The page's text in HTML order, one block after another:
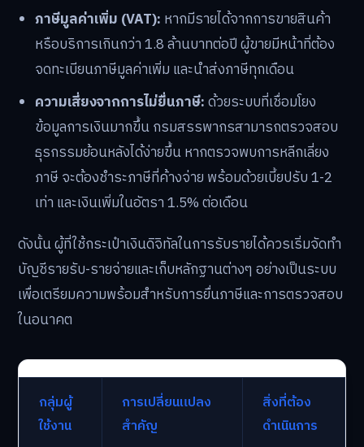
ภาษีมูลค่าเพิ่ม (VAT): หากมีรายได้จากการขายสินค้า
หรือบริการเกินกว่า 1.8 ล้านบาทต่อปี ผู้ขายมีหน้าที่ต้อง
จดทะเบียนภาษีมูลค่าเพิ่ม และนำส่งภาษีทุกเดือน
ความเสี่ยงจากการไม่ยื่นภาษี:ด้วยระบบที่เชื่อมโยง
ข้อมูลการเงินมากขึ้น กรมสรรพากรสามารถตรวจสอบ
ธุรกรรมย้อนหลังได้ง่ายขึ้น หากตรวจพบการหลีกเลี่ยง
ภาษี จะต้องชำระภาษีที่ค้างจ่าย พร้อมด้วยเบี้ยปรับ 1-2
เท่า และเงินเพิ่มในอัตรา 1.5% ต่อเดือน
ดังนั้น ผู้ที่ใช้กระเป๋าเงินดิจิทัลในการรับรายได้ควรเริ่มจัดทำ
บัญชีรายรับ-รายจ่ายและเก็บหลักฐานต่างๆ อย่างเป็นระบบ
เพื่อเตรียมความพร้อมสำหรับการยื่นภาษีและการตรวจสอบ
ในอนาคต
กลุ่มผู้
ใช้งาน
การเปลี่ยนแปลง
สำคัญ
สิ่งที่ต้อง
ดำเนินการ